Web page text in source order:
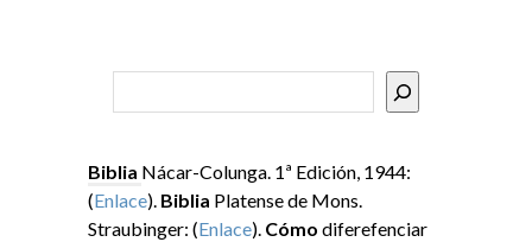
Biblia Nácar-Colunga. 1ª Edición, 1944:
(Enlace). Biblia Platense de Mons.
Straubinger: (Enlace). Cómo diferefenciar